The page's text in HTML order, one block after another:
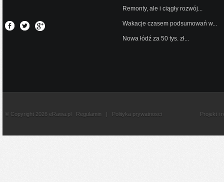
Remonty, ale i ciągły rozwój...
Wakacje czasem podsumowań w...
Nowa łódź za 50 tys. zł...
© Copyright 2026 eRawa.pl Regulamin | Polityka prywatnosci Projekt i